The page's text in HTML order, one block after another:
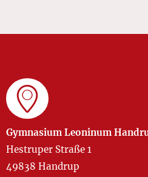
Gymnasium Leoninum
Hestruper Straße 1
49838 Handrup